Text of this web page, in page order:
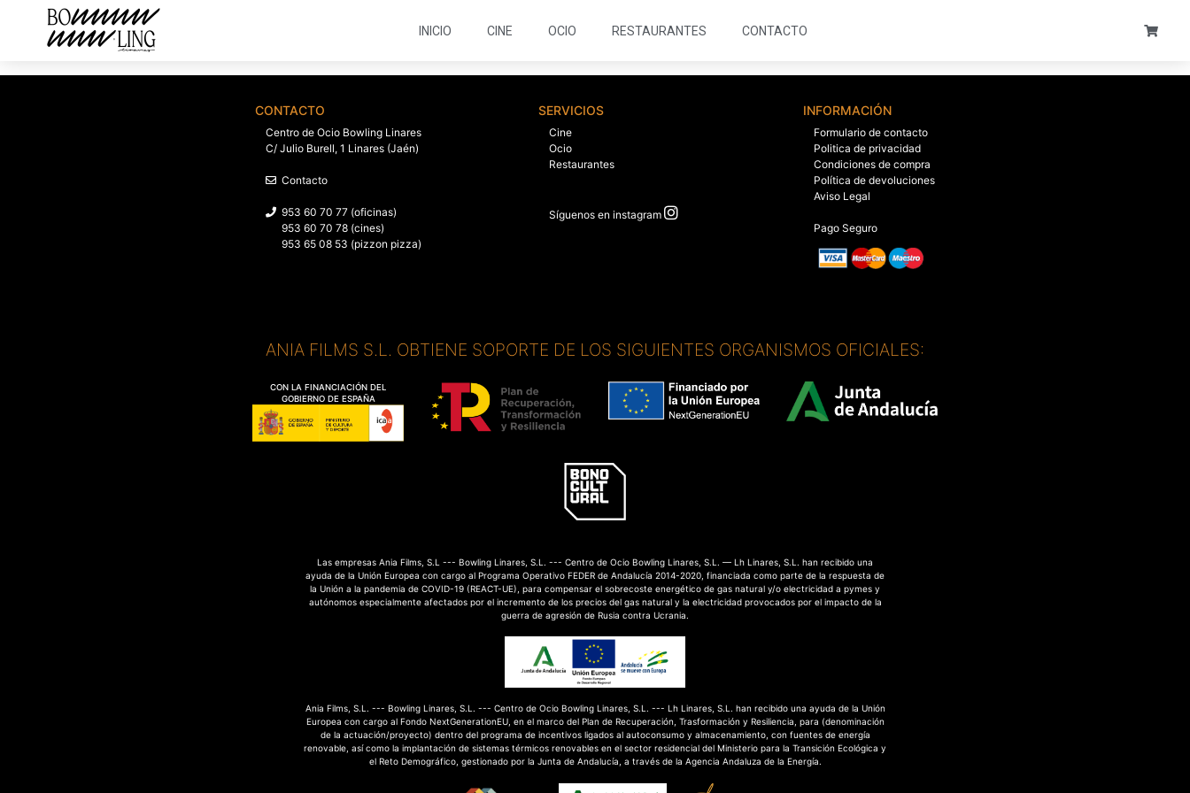
INICIO CINE OCIO RESTAURANTES CONTACTO
CONTACTO
Centro de Ocio Bowling Linares
C/ Julio Burell, 1 Linares (Jaén)
Contacto
953 60 70 77 (oficinas)
953 60 70 78 (cines)
953 65 08 53 (pizzon pizza)
SERVICIOS
Cine
Ocio
Restaurantes
Síguenos en instagram
INFORMACIÓN
Formulario de contacto
Politica de privacidad
Condiciones de compra
Política de devoluciones
Aviso Legal
Pago Seguro
ANIA FILMS S.L. OBTIENE SOPORTE DE LOS SIGUIENTES ORGANISMOS OFICIALES:
CON LA FINANCIACIÓN DEL
GOBIERNO DE ESPAÑA
Las empresas Ania Films, S.L --- Bowling Linares, S.L. --- Centro de Ocio Bowling Linares, S.L. — Lh Linares, S.L. han recibido una
ayuda de la Unión Europea con cargo al Programa Operativo FEDER de Andalucía 2014-2020, financiada como parte de la respuesta de
la Unión a la pandemia de COVID-19 (REACT-UE), para compensar el sobrecoste energético de gas natural y/o electricidad a pymes y
autónomos especialmente afectados por el incremento de los precios del gas natural y la electricidad provocados por el impacto de la
guerra de agresión de Rusia contra Ucrania.
Ania Films, S.L. --- Bowling Linares, S.L. --- Centro de Ocio Bowling Linares, S.L. --- Lh Linares, S.L. han recibido una ayuda de la Unión
Europea con cargo al Fondo NextGenerationEU, en el marco del Plan de Recuperación, Trasformación y Resiliencia, para (denominación
de la actuación/proyecto) dentro del programa de incentivos ligados al autoconsumo y almacenamiento, con fuentes de energía
renovable, así como la implantación de sistemas térmicos renovables en el sector residencial del Ministerio para la Transición Ecológica y
el Reto Demográfico, gestionado por la Junta de Andalucía, a través de la Agencia Andaluza de la Energía.